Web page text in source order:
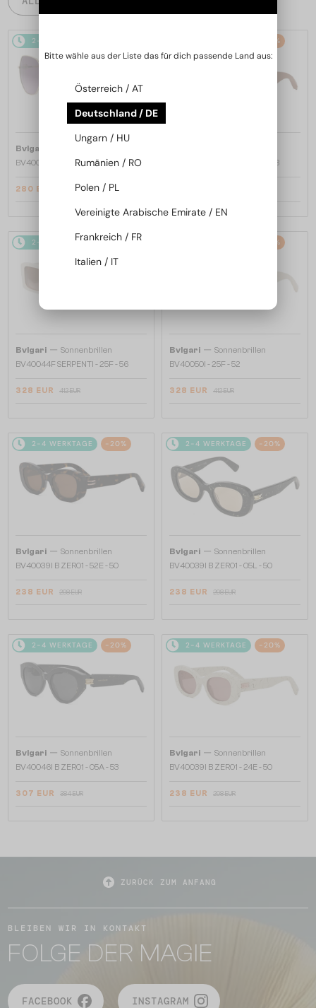
2-4 WERKTAGE
Bvlgari
BV40035U - 33T - 58
280 EUR 357 EUR
-20%
BV40044I SERPENTI - 45A - 53
2-4 WERKTAGE -20%
Bvlgari — Sonnenbrillen
BV40044F SERPENTI - 25F - 56
328 EUR 412 EUR
-20%
Bvlgari — Sonnenbrillen
BV40050I - 25F - 52
328 EUR 412 EUR
2-4 WERKTAGE -20%
Bvlgari — Sonnenbrillen
BV40039I B ZERO1 - 52E - 50
238 EUR 298 EUR
2-4 WERKTAGE -20%
Bvlgari — Sonnenbrillen
BV40039I B ZERO1 - 05L - 50
238 EUR 298 EUR
2-4 WERKTAGE -20%
Bvlgari — Sonnenbrillen
BV40046I B ZERO1 - 05A - 53
307 EUR 384 EUR
2-4 WERKTAGE -20%
Bvlgari — Sonnenbrillen
BV40039I B ZERO1 - 24E - 50
238 EUR 298 EUR
ZURÜCK ZUM ANFANG
BLEIBEN WIR IN KONTAKT
FOLGE DER MAGIE
FACEBOOK INSTAGRAM
Bitte wähle aus der Liste das für dich passende Land aus:
Österreich / AT
Deutschland / DE
Ungarn / HU
Rumänien / RO
Polen / PL
Vereinigte Arabische Emirate / EN
Frankreich / FR
Italien / IT